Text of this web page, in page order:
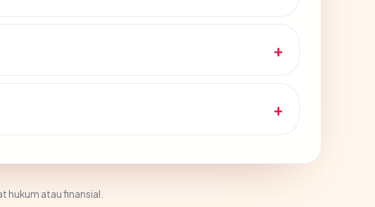
hukum atau finansial.